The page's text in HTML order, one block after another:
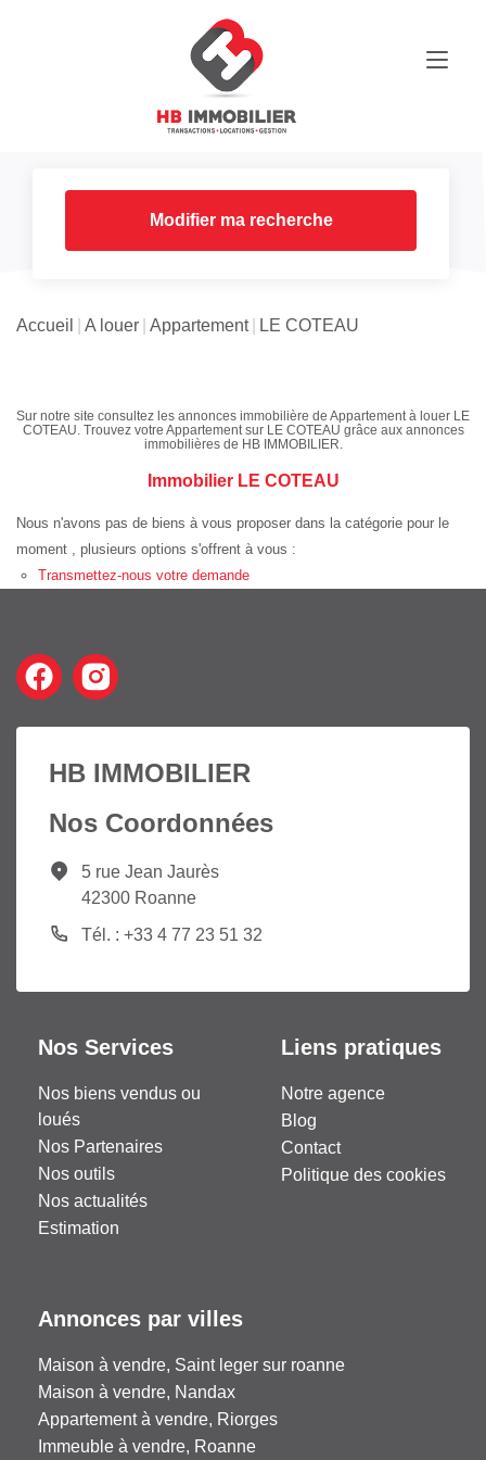
Modifier ma recherche
Accueil A louer Appartement LE COTEAU
Sur notre site consultez les annonces immobilière de Appartement à louer LE
COTEAU. Trouvez votre Appartement sur LE COTEAU grâce aux annonces
immobilières de HB IMMOBILIER.
Immobilier LE COTEAU
Nous n'avons pas de biens à vous proposer dans la catégorie pour le
moment , plusieurs options s'offrent à vous :
Transmettez-nous votre demande
HB IMMOBILIER
Nos Coordonnées
5 rue Jean Jaurès
42300 Roanne
Tél. : +33 4 77 23 51 32
Nos Services
Nos biens vendus ou
loués
Nos Partenaires
Nos outils
Nos actualités
Estimation
Liens pratiques
Notre agence
Blog
Contact
Politique des cookies
Annonces par villes
Maison à vendre, Saint leger sur roanne
Maison à vendre, Nandax
Appartement à vendre, Riorges
Immeuble à vendre, Roanne